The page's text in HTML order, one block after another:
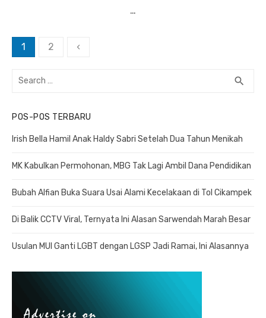
…
Paginasi
pos
1 2 ‹
Search
search
POS-POS TERBARU
Irish Bella Hamil Anak Haldy Sabri Setelah Dua Tahun Menikah
MK Kabulkan Permohonan, MBG Tak Lagi Ambil Dana Pendidikan
Bubah Alfian Buka Suara Usai Alami Kecelakaan di Tol Cikampek
Di Balik CCTV Viral, Ternyata Ini Alasan Sarwendah Marah Besar
Usulan MUI Ganti LGBT dengan LGSP Jadi Ramai, Ini Alasannya